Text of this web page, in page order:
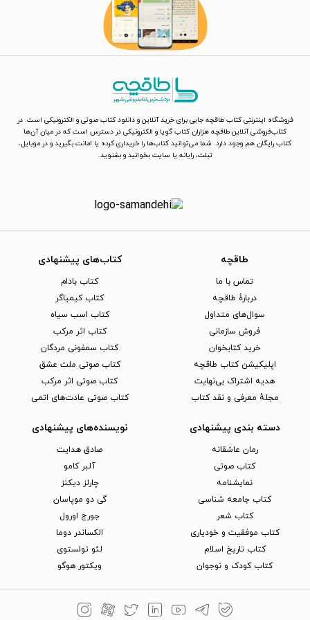
فروشگاه اینترنتی کتاب طاقچه جایی برای خرید آنلاین و دانلود کتاب صوتی و الکترونیکی است. در
کتاب‌فروشی آنلاین طاقچه هزاران کتاب گویا و الکترونیکی در دسترس است که در میان آن‌ها
کتاب رایگان هم وجود دارد. شما می‌توانید کتاب‌ها را خریداری کرده یا امانت بگیرید و در موبایل،
تبلت، رایانه یا سایت بخوانید و بشنوید.
طاقچه
تماس با ما
دربارهٔ طاقچه
سوال‌های متداول
فروش سازمانی
خرید کتابخوان
اپلیکیشن کتاب طاقچه
هدیه اشتراک بی‌نهایت
مجلهٔ معرفی و نقد کتاب
کتاب‌های پیشنهادی
کتاب بادام
کتاب کیمیاگر
کتاب اسب سیاه
کتاب اثر مرکب
کتاب سمفونی مردگان
کتاب صوتی ملت عشق
کتاب صوتی اثر مرکب
کتاب صوتی عادت‌های اتمی
دسته بندی پیشنهادی
رمان عاشقانه
کتاب‌ صوتی
نمایشنامه
کتاب جامعه شناسی
کتاب شعر
کتاب موفقیت و خودیاری
کتاب تاریخ اسلام
کتاب کودک و نوجوان
نویسنده‌های پیشنهادی
صادق هدایت
آلبر کامو
چارلز دیکنز
گی دو موپاسان
جورج اورول
الکساندر دوما
لئو تولستوی
ویکتور هوگو